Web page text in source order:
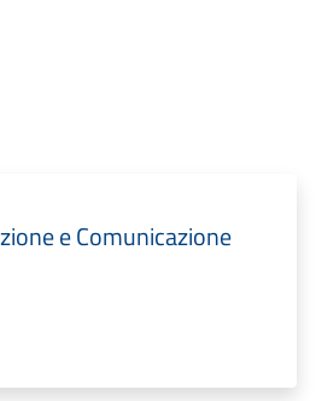
e Comunicazione